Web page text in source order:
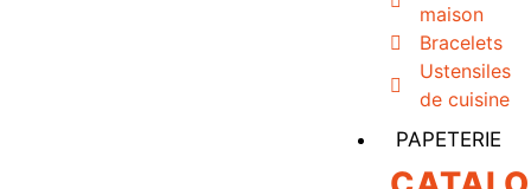
maison
Bracelets
Ustensiles
de cuisine
PAPETERIE